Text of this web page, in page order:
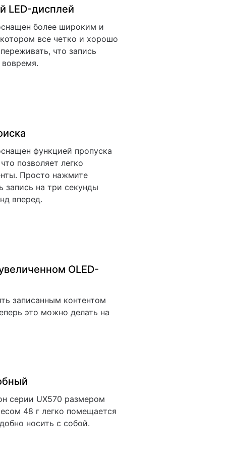
LED-дисплей
более широким и
все четко и хорошо
что запись
функцией пропуска
позволяет легко
Просто нажмите
запись на три секунды
вперед.
OLED-
записанным контентом
это можно делать на
серии UX570 размером
48 г легко помещается
носить с собой.